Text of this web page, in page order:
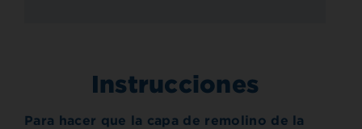
Instrucciones
Para hacer que la capa de remolino de la